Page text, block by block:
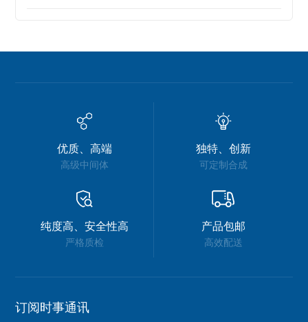
优质、高端
高级中间体
独特、创新
可定制合成
纯度高、安全性高
严格质检
产品包邮
高效配送
订阅时事通讯